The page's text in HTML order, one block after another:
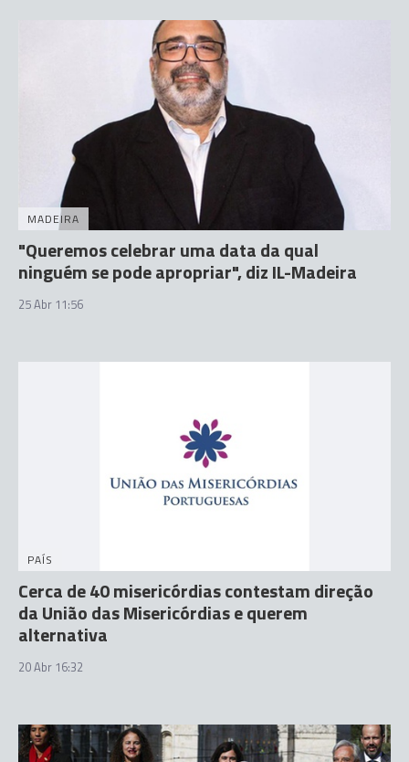
MADEIRA
"Queremos celebrar uma data da qual
ninguém se pode apropriar", diz IL-Madeira
25 Abr 11:56
PAÍS
Cerca de 40 misericórdias contestam direção
da União das Misericórdias e querem
alternativa
20 Abr 16:32